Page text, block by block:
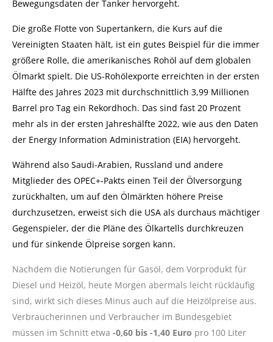
Bewegungsdaten der Tanker hervorgeht.
Die große Flotte von Supertankern, die Kurs auf die
Vereinigten Staaten hält, ist ein gutes Beispiel für die immer
größere Rolle, die amerikanisches Rohöl auf dem globalen
Ölmarkt spielt. Die US-Rohölexporte erreichten in der ersten
Hälfte des Jahres 2023 mit durchschnittlich 3,99 Millionen
Barrel pro Tag ein Rekordhoch. Das sind fast 20 Prozent
mehr als in der ersten Jahreshälfte 2022, wie aus den Daten
der Energy Information Administration (EIA) hervorgeht.
Während also Saudi-Arabien, Russland und andere
Mitglieder des OPEC+-Pakts einen Teil der Ölversorgung
zurückhalten, um auf den Ölmärkten höhere Preise
durchzusetzen, erweist sich die USA als durchaus mächtiger
Gegenspieler, der die Pläne des Ölkartells durchkreuzen
und für sinkende Ölpreise sorgen kann.
Nachdem die Notierungen für Gasöl, dem Vorprodukt für
Diesel und Heizöl, heute Morgen abermals leicht rückläufig
sind, wirkt sich dieses Minus auch auf die Heizölpreise aus.
Verbraucherinnen und Verbraucher im Bundesgebiet
müssen im Schnitt etwa -0,60 bis -1,40 Euro pro 100 Liter